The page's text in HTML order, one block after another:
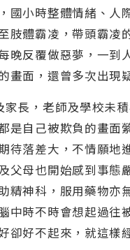
國小時整體情緒、人
肢體霸凌，帶頭霸凌
晚反覆做惡夢，一到
畫面，還曾多次出現
長，老師及學校未
是自己被欺負的畫面
待落差大，不情願地
父母也開始感到事態
精神科，服用藥物亦
中時不時會想起過往
卻好不起來，就這樣